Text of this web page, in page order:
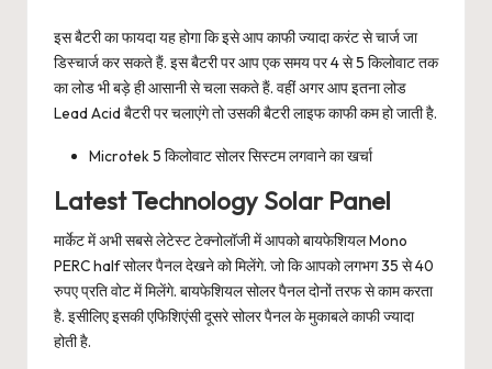
इस बैटरी का फायदा यह होगा कि इसे आप काफी ज्यादा करंट से चार्ज जा
डिस्चार्ज कर सकते हैं. इस बैटरी पर आप एक समय पर 4 से 5 किलोवाट तक
का लोड भी बड़े ही आसानी से चला सकते हैं. वहीं अगर आप इतना लोड
Lead Acid बैटरी पर चलाएंगे तो उसकी बैटरी लाइफ काफी कम हो जाती है.
Microtek 5 किलोवाट सोलर सिस्टम लगवाने का खर्चा
Latest Technology Solar Panel
मार्केट में अभी सबसे लेटेस्ट टेक्नोलॉजी में आपको बायफेशियल Mono
PERC half सोलर पैनल देखने को मिलेंगे. जो कि आपको लगभग 35 से 40
रुपए प्रति वोट में मिलेंगे. बायफेशियल सोलर पैनल दोनों तरफ से काम करता
है. इसीलिए इसकी एफिशिएंसी दूसरे सोलर पैनल के मुकाबले काफी ज्यादा
होती है.